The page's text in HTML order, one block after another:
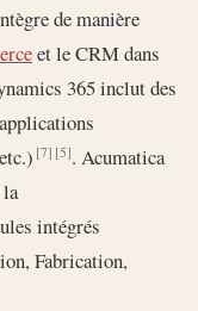
de manière
et le CRM dans
365 inclut des
[7] [5]. Acumatica
intégrés
Fabrication,